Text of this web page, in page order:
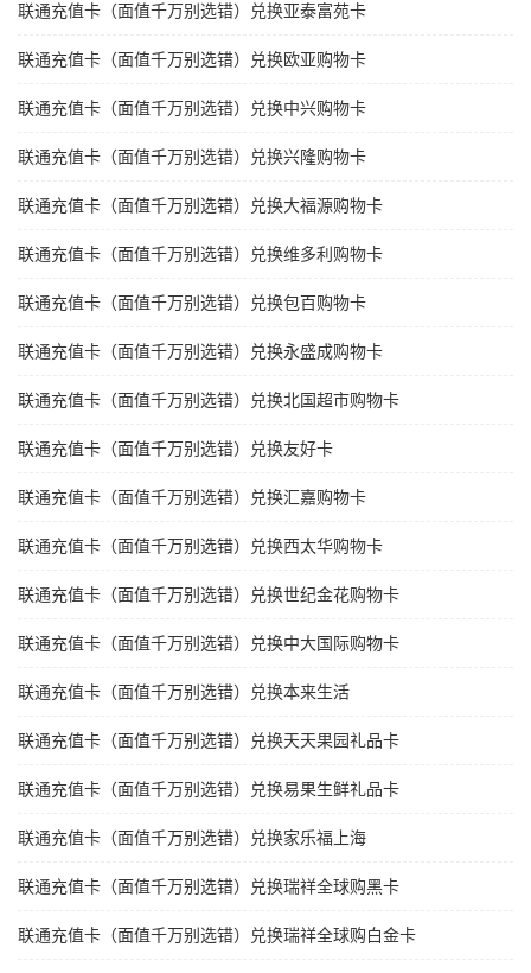
联通充值卡（面值千万别选错）兑换亚泰富苑卡
联通充值卡（面值千万别选错）兑换欧亚购物卡
联通充值卡（面值千万别选错）兑换中兴购物卡
联通充值卡（面值千万别选错）兑换兴隆购物卡
联通充值卡（面值千万别选错）兑换大福源购物卡
联通充值卡（面值千万别选错）兑换维多利购物卡
联通充值卡（面值千万别选错）兑换包百购物卡
联通充值卡（面值千万别选错）兑换永盛成购物卡
联通充值卡（面值千万别选错）兑换北国超市购物卡
联通充值卡（面值千万别选错）兑换友好卡
联通充值卡（面值千万别选错）兑换汇嘉购物卡
联通充值卡（面值千万别选错）兑换西太华购物卡
联通充值卡（面值千万别选错）兑换世纪金花购物卡
联通充值卡（面值千万别选错）兑换中大国际购物卡
联通充值卡（面值千万别选错）兑换本来生活
联通充值卡（面值千万别选错）兑换天天果园礼品卡
联通充值卡（面值千万别选错）兑换易果生鲜礼品卡
联通充值卡（面值千万别选错）兑换家乐福上海
联通充值卡（面值千万别选错）兑换瑞祥全球购黑卡
联通充值卡（面值千万别选错）兑换瑞祥全球购白金卡